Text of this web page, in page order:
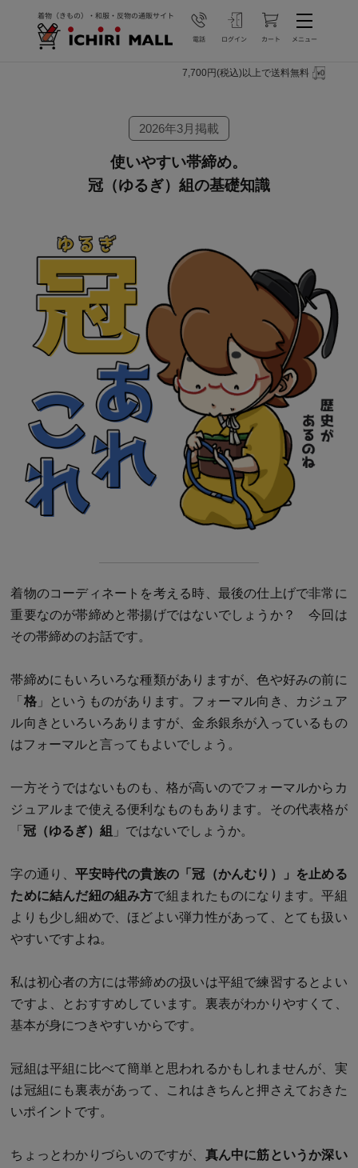
7,700円(税込)以上で送料無料
2026年3月掲載
使いやすい帯締め。
冠（ゆるぎ）組の基礎知識
着物のコーディネートを考える時、最後の仕上げで非常に
重要なのが帯締めと帯揚げではないでしょうか？ 今回は
その帯締めのお話です。
帯締めにもいろいろな種類がありますが、色や好みの前に
「格」というものがあります。フォーマル向き、カジュア
ル向きといろいろありますが、金糸銀糸が入っているもの
はフォーマルと言ってもよいでしょう。
一方そうではないものも、格が高いのでフォーマルからカ
ジュアルまで使える便利なものもあります。その代表格が
「冠（ゆるぎ）組 」ではないでしょうか。
字の通り、平安時代の貴族の「冠（かんむり）」を止める
ために結んだ紐の組み方で組まれたものになります。平組
よりも少し細めで、ほどよい弾力性があって、とても扱い
やすいですよね。
私は初心者の方には帯締めの扱いは平組で練習するとよい
ですよ、とおすすめしています。裏表がわかりやすくて、
基本が身につきやすいからです。
冠組は平組に比べて簡単と思われるかもしれませんが、実
は冠組にも裏表があって、これはきちんと押さえておきた
いポイントです。
ちょっとわかりづらいのですが、 真ん中に筋というか深い